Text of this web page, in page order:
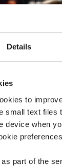
Details
to
small text files
device when
part of the